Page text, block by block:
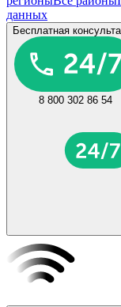
данных
Бесплатная
8 800 302 86 54